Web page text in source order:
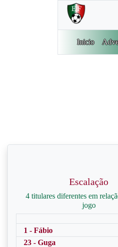
Inicio
Escalação
4 titulares diferentes em
jogo
1 - Fábio
23 - Guga